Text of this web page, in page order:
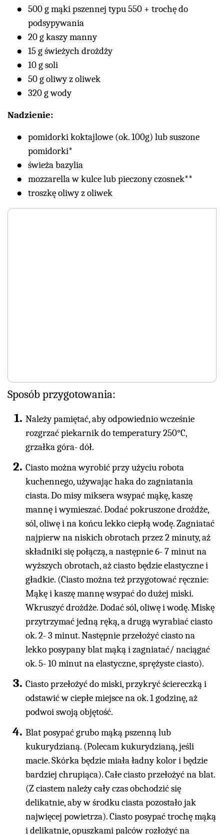
500 g mąki pszennej typu 550 + trochę do
podsypywania
20 g kaszy manny
15 g świeżych drożdży
10 g soli
50 g oliwy z oliwek
320 g wody
Nadzienie:
pomidorki koktajlowe (ok. 100g) lub suszone
pomidorki*
świeża bazylia
mozzarella w kulce lub pieczony czosnek**
troszkę oliwy z oliwek
Sposób przygotowania:
Należy pamiętać, aby odpowiednio wcześnie
rozgrzać piekarnik do temperatury 250°C,
grzałka góra- dół.
Ciasto można wyrobić przy użyciu robota
kuchennego, używając haka do zagniatania
ciasta. Do misy miksera wsypać mąkę, kaszę
mannę i wymieszać. Dodać pokruszone drożdże,
sól, oliwę i na końcu lekko ciepłą wodę. Zagniatać
najpierw na niskich obrotach przez 2 minuty, aż
składniki się połączą, a następnie 6- 7 minut na
wyższych obrotach, aż ciasto będzie elastyczne i
gładkie. (Ciasto można też przygotować ręcznie:
Mąkę i kaszę mannę wsypać do dużej miski.
Wkruszyć drożdże. Dodać sól, oliwę i wodę. Miskę
przytrzymać jedną ręką, a drugą wyrabiać ciasto
ok. 2- 3 minut. Następnie przełożyć ciasto na
lekko posypany blat mąką i zagniatać/ naciągać
ok. 5- 10 minut na elastyczne, sprężyste ciasto).
Ciasto przełożyć do miski, przykryć ściereczką i
odstawić w ciepłe miejsce na ok. 1 godzinę, aż
podwoi swoją objętość.
Blat posypać grubo mąką pszenną lub
kukurydzianą. (Polecam kukurydzianą, jeśli
macie. Skórka będzie miała ładny kolor i będzie
bardziej chrupiąca). Całe ciasto przełożyć na blat.
(Z ciastem należy cały czas obchodzić się
delikatnie, aby w środku ciasta pozostało jak
najwięcej powietrza). Ciasto posypać trochę mąką
i delikatnie, opuszkami palców rozłożyć na